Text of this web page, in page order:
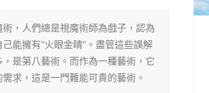
，人們總是視魔術師為戲子，認為
能擁有“火眼金睛”。盡管這些誤解
是第八藝術。而作為一種藝術，它
求，這是一門難能可貴的藝術。